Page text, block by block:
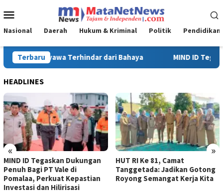
ke
Mobile
Nasional Daerah Hukum & Kriminal Politik Pendidikan
Terbaru
ID Tegaskan Dukungan Penuh Bagi PT Vale di Pomalaa,
HEADLINES
« »
Dukungan
di
HUT RI Ke 81, Camat
Tanggetada: Jadikan Gotong
Royong Semangat Kerja Kita
Turnamen Sepak
Ke-81 di
Tanggetada